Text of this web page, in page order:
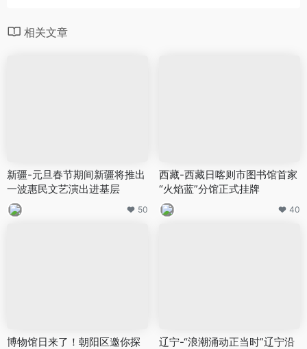
相关文章
新疆-元旦春节期间新疆将推出
一波惠民文艺演出进基层
50
西藏-西藏日喀则市图书馆首家
“火焰蓝”分馆正式挂牌
40
博物馆日来了！朝阳区邀你探
辽宁-“浪潮涌动正当时”辽宁沿